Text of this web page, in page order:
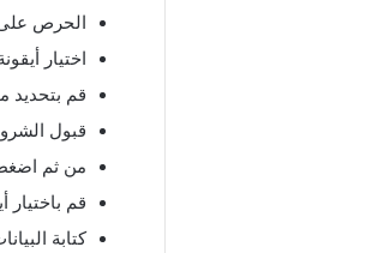
الحرص على
اختيار
قم بتحديد
قبول
من ثم
قم باختيار
كتابة